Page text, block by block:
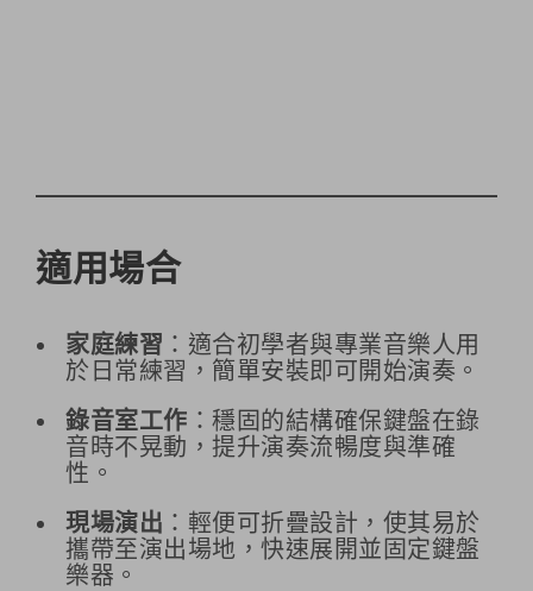
適用場合
家庭練習 ：適合初學者與專業音樂人用
於日常練習，簡單安裝即可開始演奏。
錄音室工作 ：穩固的結構確保鍵盤在錄
音時不晃動，提升演奏流暢度與準確
性。
現場演出 ：輕便可折疊設計，使其易於
攜帶至演出場地，快速展開並固定鍵盤
樂器。